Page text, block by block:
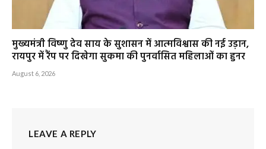
मुख्यमंत्री विष्णु देव साय के सुशासन में आत्मविश्वास की नई उड़ान,
रायपुर में रैंप पर दिखेगा सुकमा की पुनर्वासित महिलाओं का हुनर
August 6, 2026
LEAVE A REPLY